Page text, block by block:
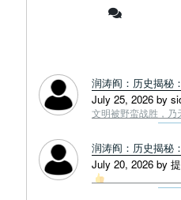
润涛阎：历史揭秘
July 25, 2026 by
文明被野蛮战胜，
润涛阎：历史揭秘
July 20, 2026 by